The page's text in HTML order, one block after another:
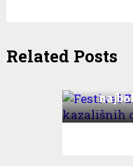
Related Posts